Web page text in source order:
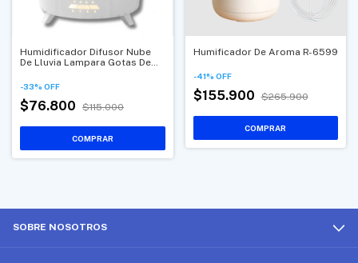
Humidificador Difusor Nube
De Lluvia Lampara Gotas De
-33% OFF
$76.800 $115.000
Humificador De Aroma R-6599
-41% OFF
$155.900 $265.900
SOBRE NOSOTROS